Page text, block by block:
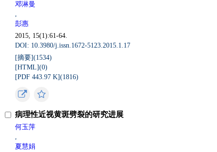
邓淋曼
,
彭惠
2015, 15(1):61-64.
DOI: 10.3980/j.issn.1672-5123.2015.1.17
[摘要](1534)
[HTML](0)
[PDF 443.97 K](1816)
病理性近视黄斑劈裂的研究进展
何玉萍
,
夏慧娟